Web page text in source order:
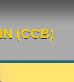
(CCB)